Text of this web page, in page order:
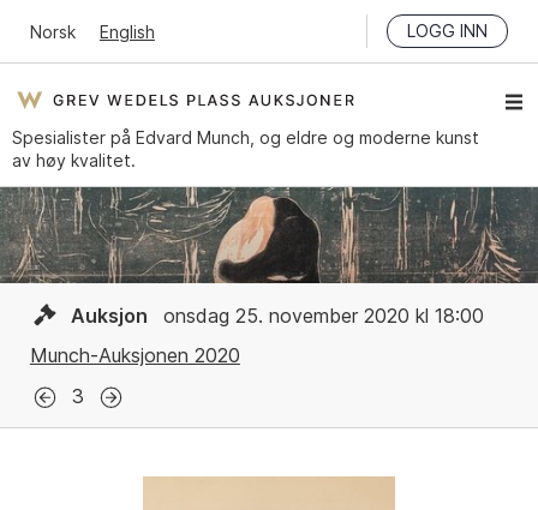
Norsk English LOGG INN
Spesialister på Edvard Munch, og eldre og moderne kunst
av høy kvalitet.
Auksjon
onsdag 25. november 2020 kl 18:00
Munch-Auksjonen 2020
3